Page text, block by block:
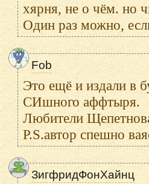
хярня, не о чём. но
Один раз можно,
Fob
Это ещё и издали в
СИшного аффтыря.
Любители
P.S.автор спешно
ЗигфридФонХайнц